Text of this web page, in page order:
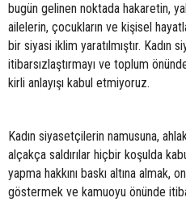
bugün gelinen noktada hakaretin,
ailelerin, çocukların ve kişisel
bir siyasi iklim yaratılmıştır. Kadın
itibarsızlaştırmayı ve toplum
kirli anlayışı kabul etmiyoruz.
Kadın siyasetçilerin namusuna,
alçakça saldırılar hiçbir koşulda
yapma hakkını baskı altına almak,
göstermek ve kamuoyu önünde